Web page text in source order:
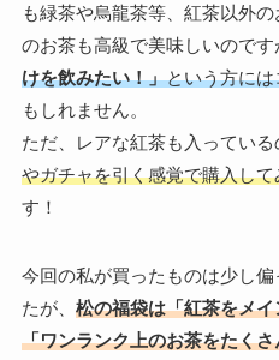
も緑茶や烏龍茶等、紅茶以外
のお茶も高級で美味しいのです
けを飲みたい！」という方に
もしれません。
ただ、レアな紅茶も入っている
やガチャを引く感覚で購入し
す！
今回の私が買ったものは少し
たが、 松の福袋は「紅茶をメ
「ワンランク上のお茶をたく